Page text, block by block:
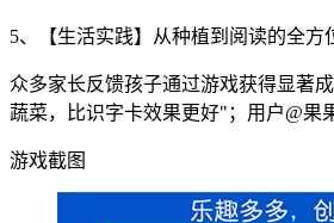
5、【生活实践】从种植到阅读的全方
众多家长反馈孩子通过游戏获得显著
蔬菜，比识字卡效果更好"；用户@果
游戏截图